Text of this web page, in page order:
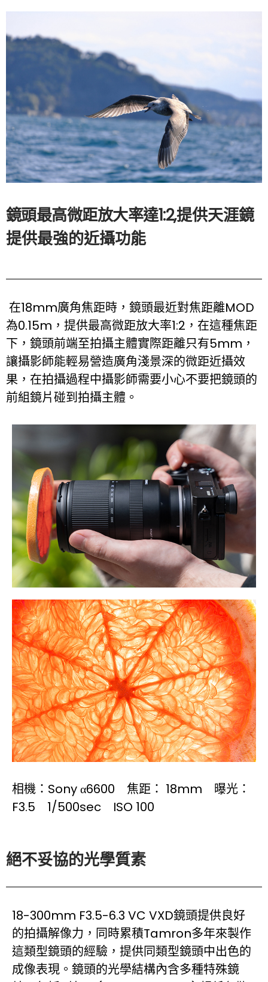
鏡頭最高微距放大率達1:2,提供天涯鏡
提供最強的近攝功能
在18mm廣角焦距時，鏡頭最近對焦距離MOD
為0.15m，提供最高微距放大率1:2，在這種焦距
下，鏡頭前端至拍攝主體實際距離只有5mm，
讓攝影師能輕易營造廣角淺景深的微距近攝效
果，在拍攝過程中攝影師需要小心不要把鏡頭的
前組鏡片碰到拍攝主體。
相機：Sony α6600 焦距： 18mm 曝光：
F3.5 1/500sec ISO 100
絕不妥協的光學質素
18-300mm F3.5-6.3 VC VXD鏡頭提供良好
的拍攝解像力，同時累積Tamron多年來製作
這類型鏡頭的經驗，提供同類型鏡頭中出色的
成像表現。鏡頭的光學結構內含多種特殊鏡